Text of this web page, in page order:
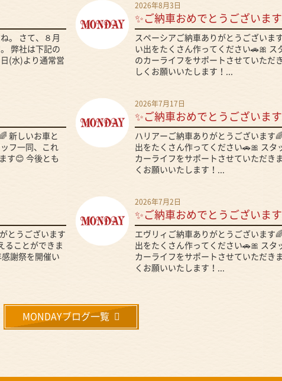
。 さて、８月
弊社は下記の
(水)より通常営
2026年8月3日
✨ご納車おめでとうございます
スペーシアご納車ありがとうございま
い出をたくさん作ってください🚗🎀 ス
のカーライフをサポートさせていただ
しくお願いいたします！...
新しいお車と
フ一同、これ
す😊 今後とも
2026年7月17日
✨ご納車おめでとうございます
ハリアーご納車ありがとうございます
出をたくさん作ってください🚗🎀 スタ
カーライフをサポートさせていただき
くお願いいたします！...
とうございます
ることができま
謝祭を開催い
2026年7月2日
✨ご納車おめでとうございます
エヴリィご納車ありがとうございます
出をたくさん作ってください🚗🎀 スタ
カーライフをサポートさせていただき
くお願いいたします！...
MONDAYブログ一覧